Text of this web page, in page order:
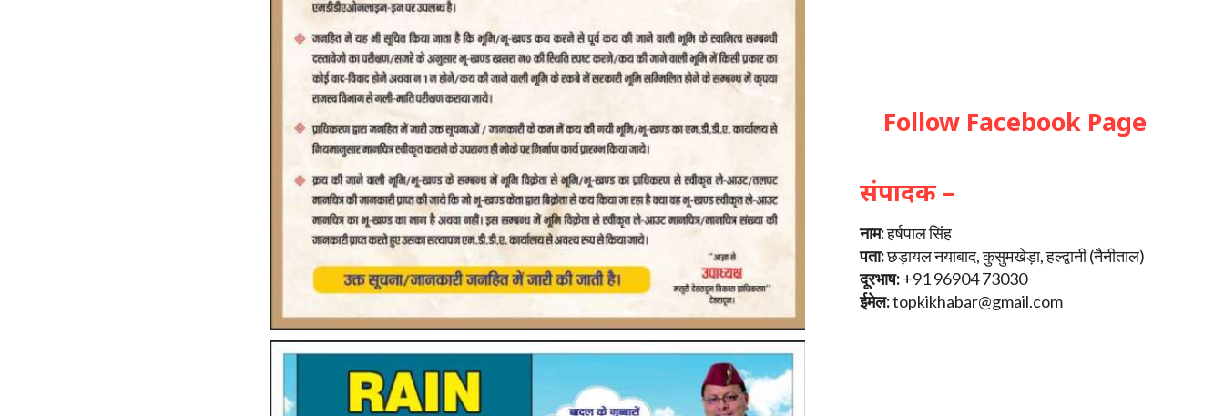
Follow Facebook Page
संपादक –
नाम:हर्षपाल सिंह
पता:छड़ायल नयाबाद, कुसुमखेड़ा, हल्द्वानी (नैनीताल)
दूरभाष:+91 96904 73030
ईमेल:topkikhabar@gmail.com